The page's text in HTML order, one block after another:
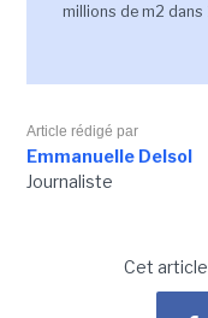
millions de m2
Article rédigé par
Emmanuelle Delsol
Journaliste
Cet